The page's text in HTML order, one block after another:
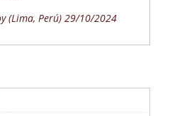
(Lima, Perú) 29/10/2024